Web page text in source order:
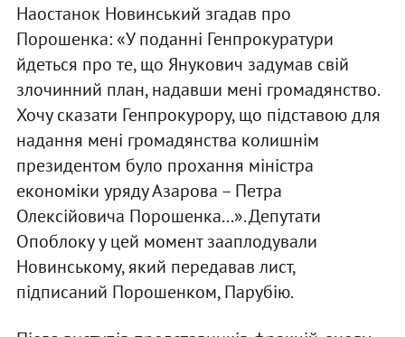
Наостанок Новинський згадав про
Порошенка: «У поданні Генпрокуратури
йдеться про те, що Янукович задумав свій
злочинний план, надавши мені громадянство.
Хочу сказати Генпрокурору, що підставою для
надання мені громадянства колишнім
президентом було прохання міністра
економіки уряду Азарова – Петра
Олексійовича Порошенка...». Депутати
Опоблоку у цей момент зааплодували
Новинському, який передавав лист,
підписаний Порошенком, Парубію.